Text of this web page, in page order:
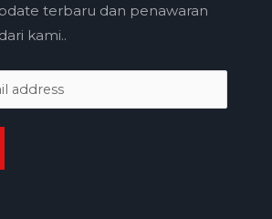
terbaru dan penawaran
kami..